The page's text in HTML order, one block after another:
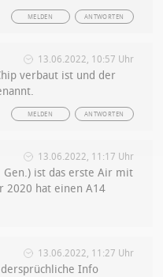
ANTWORTEN
MELDEN
13.06.2022, 10:57 Uhr
verbaut ist und der
ANTWORTEN
MELDEN
13.06.2022, 11:17 Uhr
Gen.) ist das erste Air mit
2020 hat einen A14
13.06.2022, 11:27 Uhr
Info